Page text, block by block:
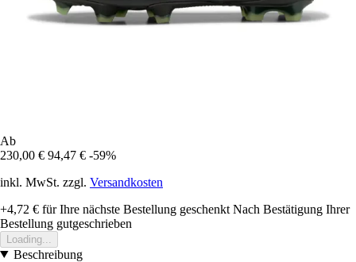
Ab
230,00 € 94,47 € -59%
inkl. MwSt. zzgl. Versandkosten
+4,72 € für Ihre nächste Bestellung geschenkt Nach Bestätigung Ihrer
Bestellung gutgeschrieben
Loading...
Beschreibung